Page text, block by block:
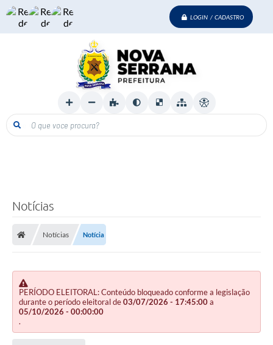
LOGIN / CADASTRO
O que voce procura?
Notícias
Notícias Notícia
PERÍODO ELEITORAL: Conteúdo bloqueado conforme a legislação
durante o período eleitoral de03/07/2026 - 17:45:00a
05/10/2026 - 00:00:00
.